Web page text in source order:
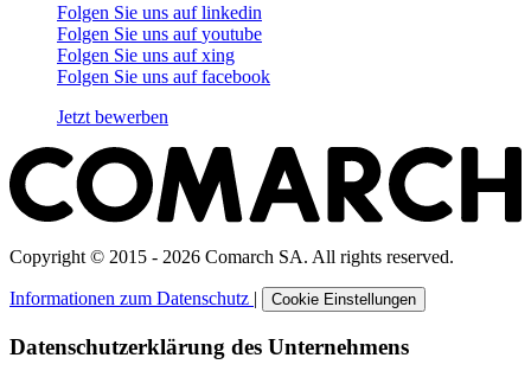
Folgen Sie uns auflinkedin
Folgen Sie uns aufyoutube
Folgen Sie uns aufxing
Folgen Sie uns auffacebook
Jetzt bewerben
Copyright © 2015 - 2026 Comarch SA. All rights reserved.
Informationen zum Datenschutz | Cookie Einstellungen
Datenschutzerklärung des Unternehmens